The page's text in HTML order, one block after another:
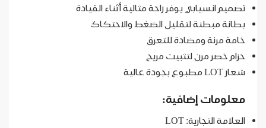
تصميم انسيابي يوفر راحة مثالية أثناء القيادة
بطانة مبطنة لتقليل الضغط والاحتكاك
خامة مرنة ومضادة للتعرق
حزام خصر مرن لتثبيت مريح
شعار LOT مطبوع بجودة عالية
معلومات إضافية:
العلامة التجارية: LOT